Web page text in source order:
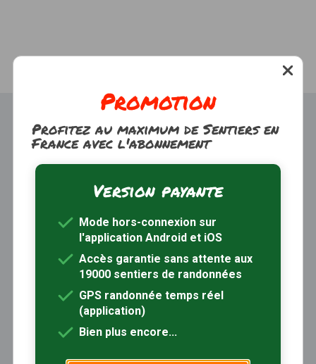
Trouver une randonnée À propos
Inscription / Connexion
Abonnement Rando+ Calendrier randos
Sites partenaires Contactez-nous
Sentiers-en-France, grâce aux nombreux circuits de
- les spécificités des terroirs (sites et milieux naturels,
Promotion
Profitez au maximum de Sentiers en
France avec l'abonnement
Version payante
Mode hors-connexion sur
l'application Android et iOS
Accès garantie sans attente aux
19000 sentiers de randonnées
GPS randonnée temps réel
(application)
Bien plus encore...